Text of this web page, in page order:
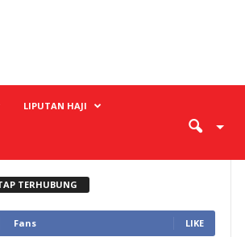
LIPUTAN HAJI
TERHUBUNG
Fans LIKE